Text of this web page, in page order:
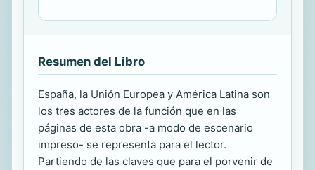
Resumen del Libro
España, la Unión Europea y América Latina son
los tres actores de la función que en las
páginas de esta obra -a modo de escenario
impreso- se representa para el lector.
Partiendo de las claves que para el porvenir de